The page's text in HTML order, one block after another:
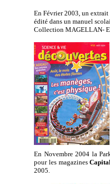
En Février 2003, un extrait
édité dans un manuel
Collection MAGELLAN-
En Novembre 2004 la
pour les magazines
2005.